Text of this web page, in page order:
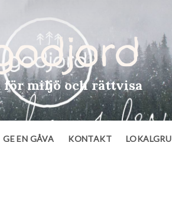
för miljö och rättvisa
GE EN GÅVA KONTAKT